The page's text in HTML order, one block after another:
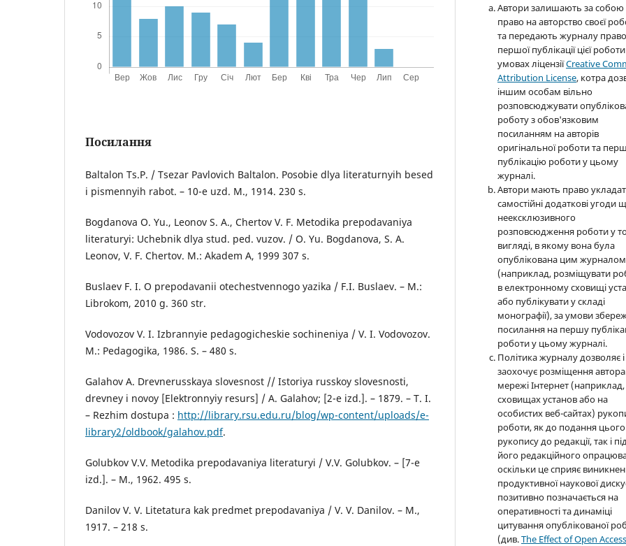
Посилання
Baltalon Ts.P. / Tsezar Pavlovich Baltalon. Posobie dlya literaturnyih besed
i pismennyih rabot. – 10-e uzd. M., 1914. 230 s.
Bogdanova O. Yu., Leonov S. A., Chertov V. F. Metodika prepodavaniya
literaturyi: Uchebnik dlya stud. ped. vuzov. / O. Yu. Bogdanova, S. A.
Leonov, V. F. Chertov. M.: Akadem A, 1999 307 s.
Buslaev F. I. O prepodavanii otechestvennogo yazika / F.I. Buslaev. – M.:
Librokom, 2010 g. 360 str.
Vodovozov V. I. Izbrannyie pedagogicheskie sochineniya / V. I. Vodovozov.
M.: Pedagogika, 1986. S. – 480 s.
Galahov A. Drevnerusskaya slovesnost // Istoriya russkoy slovesnosti,
drevney i novoy [Elektronnyiy resurs] / A. Galahov; [2-e izd.]. – 1879. – T. I.
– Rezhim dostupa : http://library.rsu.edu.ru/blog/wp-content/uploads/e-
library2/oldbook/galahov.pdf.
Golubkov V.V. Metodika prepodavaniya literaturyi / V.V. Golubkov. – [7-e
izd.]. – M., 1962. 495 s.
Danilov V. V. Litetatura kak predmet prepodavaniya / V. V. Danilov. – M.,
1917. – 218 s.
Автори залишають за собою
право на авторство своєї
та передають журналу право
першої публікації цієї
умовах ліцензіїCreative
Attribution License, котра
іншим особам вільно
розповсюджувати
роботу з обов'язковим
посиланням на авторів
оригінальної роботи та
публікацію роботи у цьому
журналі.
Автори мають право
самостійні додаткові угоди
неексклюзивного
розповсюдження роботи у
вигляді, в якому вона була
опублікована цим журналом
(наприклад, розміщувати
в електронному сховищі
або публікувати у складі
монографії), за умови
посилання на першу
роботи у цьому журналі.
Політика журналу дозволяє і
заохочує розміщення
мережі Інтернет
сховищах установ або на
особистих веб-сайтах)
роботи, як до подання цього
рукопису до редакції, так і
його редакційного
оскільки це сприяє
продуктивної наукової
позитивно позначається на
оперативності та динаміці
цитування опублікованої
(див.The Effect of Open Access